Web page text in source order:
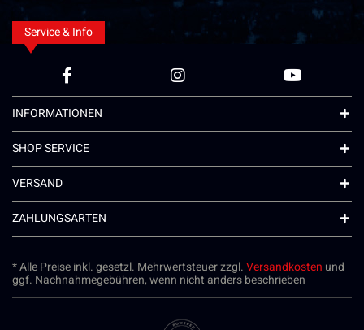
Service & Info
INFORMATIONEN
SHOP SERVICE
VERSAND
ZAHLUNGSARTEN
* Alle Preise inkl. gesetzl. Mehrwertsteuer zzgl.Versandkosten und
ggf. Nachnahmegebühren, wenn nicht anders beschrieben